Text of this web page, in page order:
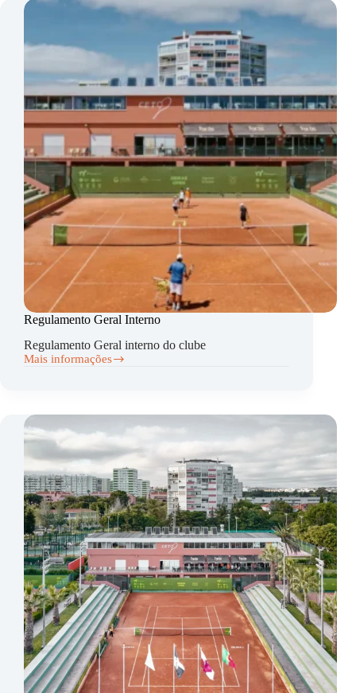
Regulamento Geral Interno
Regulamento Geral interno do clube
Mais informações
Regulamento